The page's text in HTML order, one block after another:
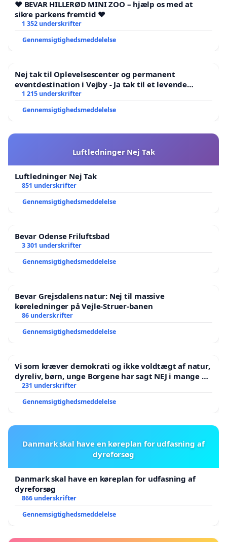
❤️ BEVAR HILLERØD MINI ZOO – hjælp os med at
sikre parkens fremtid ❤️
1 352 underskrifter
Gennemsigtighedsmeddelelse
Nej tak til Oplevelsescenter og permanent
eventdestination i Vejby - Ja tak til et levende
lokalområde i balance
1 215 underskrifter
Gennemsigtighedsmeddelelse
Luftledninger Nej Tak
Luftledninger Nej Tak
851 underskrifter
Gennemsigtighedsmeddelelse
Bevar Odense Friluftsbad
3 301 underskrifter
Gennemsigtighedsmeddelelse
Bevar Grejsdalens natur: Nej til massive
køreledninger på Vejle-Struer-banen
86 underskrifter
Gennemsigtighedsmeddelelse
Vi som kræver demokrati og ikke voldtægt af natur,
dyreliv, børn, unge Borgene har sagt NEJ i mange år.
Der er
231 underskrifter
Gennemsigtighedsmeddelelse
Danmark skal have en køreplan for udfasning af
dyreforsøg
Danmark skal have en køreplan for udfasning af
dyreforsøg
866 underskrifter
Gennemsigtighedsmeddelelse